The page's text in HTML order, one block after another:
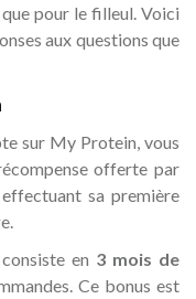
pour le filleul. Voici
aux questions que
sur My Protein, vous
offerte par
sa première
en 3 mois de
Ce bonus est